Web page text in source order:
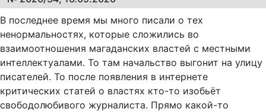
В последнее время мы много писали о тех
ненормальностях, которые сложились во
взаимоотношения магаданских властей с местными
интеллектуалами. То там начальство выгонит на улицу
писателей. То после появления в интернете
критических статей о властях кто-то изобьёт
свободолюбивого журналиста. Прямо какой-то